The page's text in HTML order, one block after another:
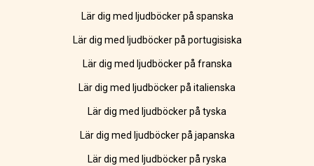
Lär dig med ljudböcker på spanska
Lär dig med ljudböcker på portugisiska
Lär dig med ljudböcker på franska
Lär dig med ljudböcker på italienska
Lär dig med ljudböcker på tyska
Lär dig med ljudböcker på japanska
Lär dig med ljudböcker på ryska